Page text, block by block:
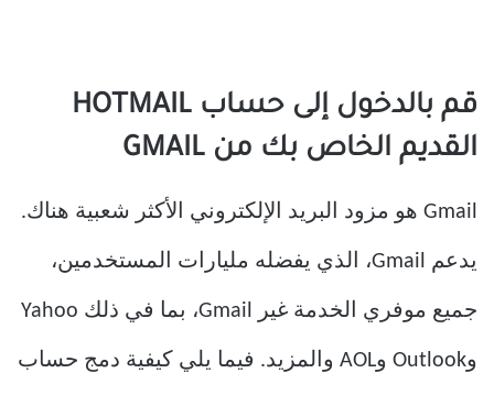
قم بالدخول إلى حساب HOTMAIL
القديم الخاص بك من GMAIL
Gmail هو مزود البريد الإلكتروني الأكثر شعبية هناك.
يدعم Gmail، الذي يفضله مليارات المستخدمين،
جميع موفري الخدمة غير Gmail، بما في ذلك Yahoo
وOutlook وAOL والمزيد. فيما يلي كيفية دمج حساب